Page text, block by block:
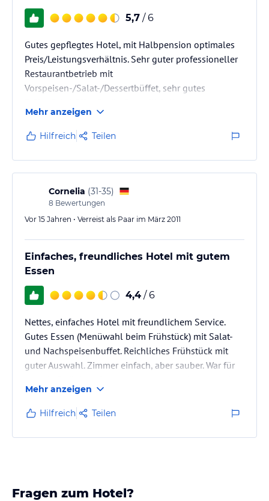
5,7 / 6
Gutes gepflegtes Hotel, mit Halbpension optimales
Preis/Leistungsverhältnis. Sehr guter professioneller
Restaurantbetrieb mit
Vorspeisen-/Salat-/Dessertbüffet, sehr gutes
Liegt sehr ruhig in einer Villengegend.
Mehr anzeigen
Hilfreich Teilen
Cornelia (31-35)
8 Bewertungen
Vor 15 Jahren • Verreist als Paar im März 2011
Einfaches, freundliches Hotel mit gutem
Essen
4,4 / 6
Nettes, einfaches Hotel mit freundlichem Service.
Gutes Essen (Menüwahl beim Frühstück) mit Salat-
und Nachspeisenbuffet. Reichliches Frühstück mit
guter Auswahl. Zimmer einfach, aber sauber. War für
in der Region. Preis/Leistungsverhältnis ok.
Mehr anzeigen
Hilfreich Teilen
Fragen zum Hotel?